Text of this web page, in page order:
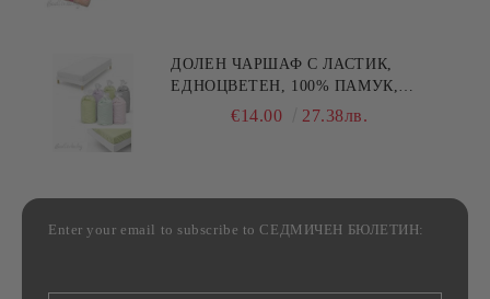
ДОЛЕН ЧАРШАФ С ЛАСТИК,
ЕДНОЦВЕТЕН, 100% ПАМУК,
РАЗЛИЧНИ РАЗМЕРИ
€14.00 27.38лв.
Enter your email to subscribe to СЕДМИЧЕН БЮЛЕТИН: